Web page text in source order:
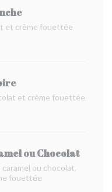
et crème fouettée
et crème fouettée
ou Chocolat
ou chocolat,
fouettée